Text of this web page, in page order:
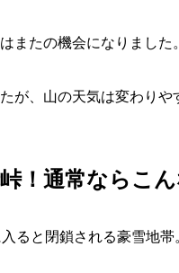
またの機会になりました。
が、山の天気は変わり
！通常ならこ
ると閉鎖される豪雪地帯